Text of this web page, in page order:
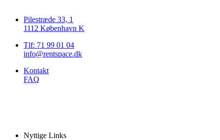
Pilestræde 33, 1
1112 København K
Tlf: 71 99 01 04
info@rentspace.dk
Kontakt
FAQ
Nyttige Links